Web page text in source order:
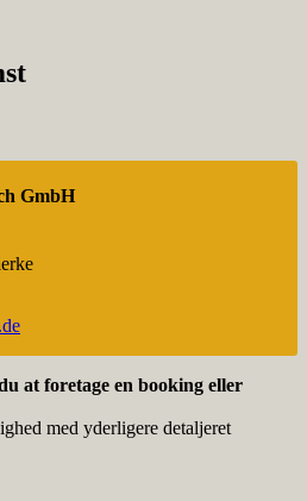
GmbH
at foretage en booking eller
med yderli­gere detal­je­ret